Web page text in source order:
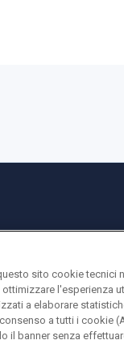
sito cookie tecnici
l'esperienza
a elaborare
a tutti i cookie
il banner senza